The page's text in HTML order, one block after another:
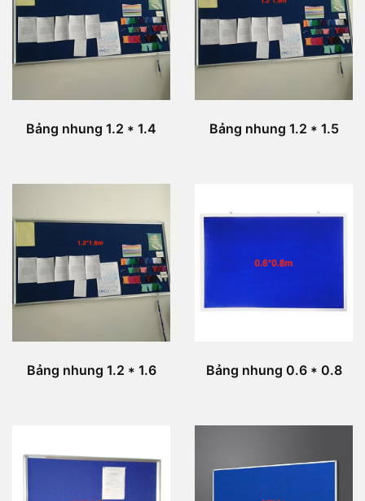
Bảng nhung 1.2 * 1.4 Bảng nhung 1.2 * 1.5
Bảng nhung 1.2 * 1.6 Bảng nhung 0.6 * 0.8